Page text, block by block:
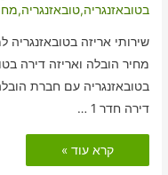
בטובאזנגריה,טובאזנגריה,
שירותי אריזה בטובאזנגריה
בטובאזנגריה עם חברת
דירה חדר 1 …
דירה
כולל
קרא עוד »